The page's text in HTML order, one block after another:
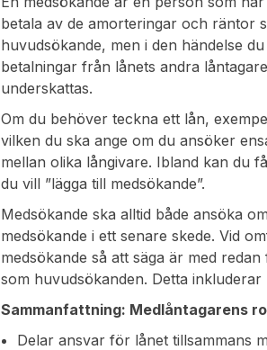
betala av de amorteringar och räntor
huvudsökande, men i den händelse
betalningar från lånets andra
underskattas.
Om du behöver teckna ett lån,
vilken du ska ange om du ansöker
mellan olika långivare. Ibland kan du
du vill ”lägga till medsökande”.
Medsökande ska alltid både ansöka
medsökande i ett senare skede. Vid
medsökande så att säga är med
som huvudsökanden. Detta
Sammanfattning: Medlåntagarens
Delar ansvar för lånet tillsammans